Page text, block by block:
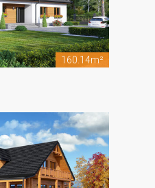
160.14m²